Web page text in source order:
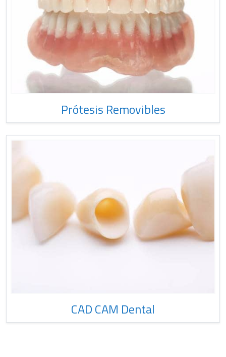
Prótesis Removibles
CAD CAM Dental